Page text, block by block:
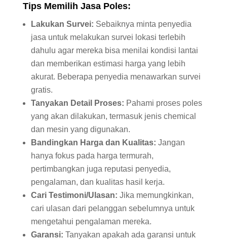
Tips Memilih Jasa Poles:
Lakukan Survei: Sebaiknya minta penyedia
jasa untuk melakukan survei lokasi terlebih
dahulu agar mereka bisa menilai kondisi lantai
dan memberikan estimasi harga yang lebih
akurat. Beberapa penyedia menawarkan survei
gratis.
Tanyakan Detail Proses: Pahami proses poles
yang akan dilakukan, termasuk jenis chemical
dan mesin yang digunakan.
Bandingkan Harga dan Kualitas: Jangan
hanya fokus pada harga termurah,
pertimbangkan juga reputasi penyedia,
pengalaman, dan kualitas hasil kerja.
Cari Testimoni/Ulasan: Jika memungkinkan,
cari ulasan dari pelanggan sebelumnya untuk
mengetahui pengalaman mereka.
Garansi: Tanyakan apakah ada garansi untuk